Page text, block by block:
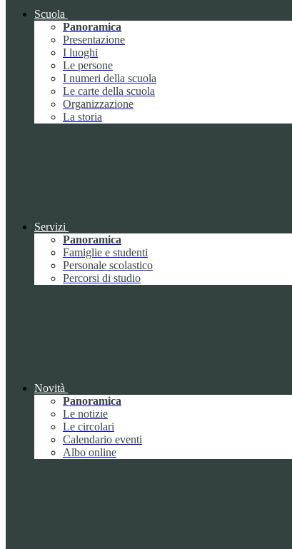
Scuola
Panoramica
Presentazione
I luoghi
Le persone
I numeri della scuola
Le carte della scuola
Organizzazione
La storia
Servizi
Panoramica
Famiglie e studenti
Personale scolastico
Percorsi di studio
Novità
Panoramica
Le notizie
Le circolari
Calendario eventi
Albo online